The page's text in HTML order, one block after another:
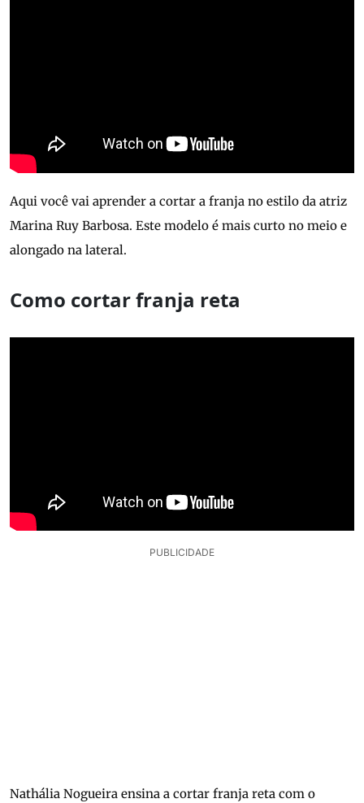
Aqui você vai aprender a cortar a franja no estilo da atriz
Marina Ruy Barbosa. Este modelo é mais curto no meio e
alongado na lateral.
Como cortar franja reta
PUBLICIDADE
Nathália Nogueira ensina a cortar franja reta com o